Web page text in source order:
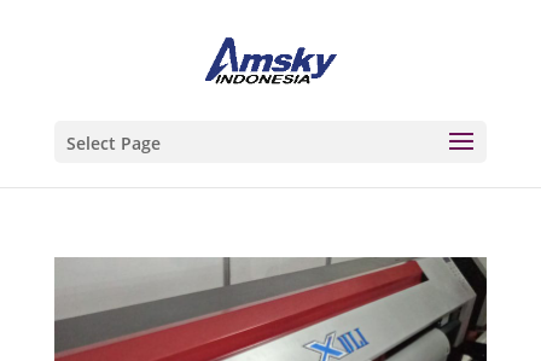
Select Page